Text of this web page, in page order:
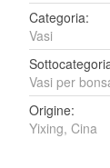
Categoria:
Vasi
Vasi per
Origine:
Yixing, Cina